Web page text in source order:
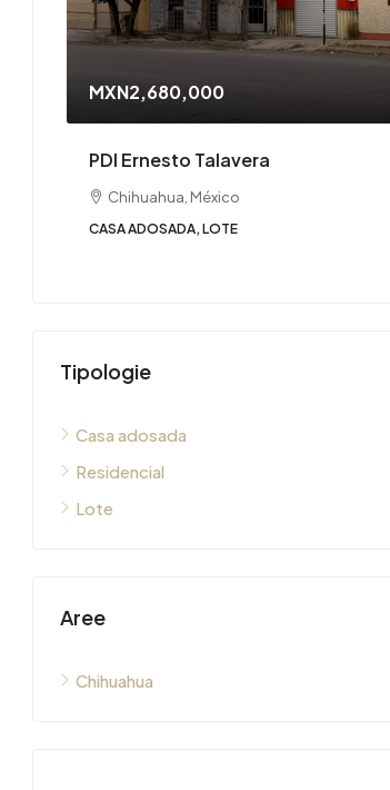
MXN2,680,000
PDI Ernesto Talavera
Chihuahua, México
CASA ADOSADA, LOTE
Tipologie
Casa adosada
Residencial
Lote
Aree
Chihuahua